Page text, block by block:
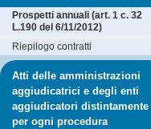
Prospetti annuali (art. 1 c. 32
L.190 del 6/11/2012)
Riepilogo contratti
Atti delle amministrazioni
aggiudicatrici e degli enti
aggiudicatori distintamente
per ogni procedura